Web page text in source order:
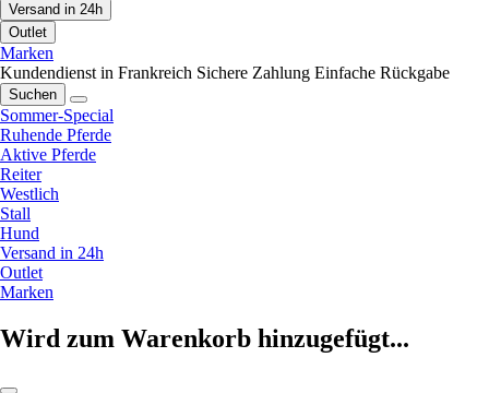
Versand in 24h
Outlet
Marken
Kundendienst in Frankreich Sichere Zahlung Einfache Rückgabe
Suchen
Sommer-Special
Ruhende Pferde
Aktive Pferde
Reiter
Westlich
Stall
Hund
Versand in 24h
Outlet
Marken
Wird zum Warenkorb hinzugefügt...